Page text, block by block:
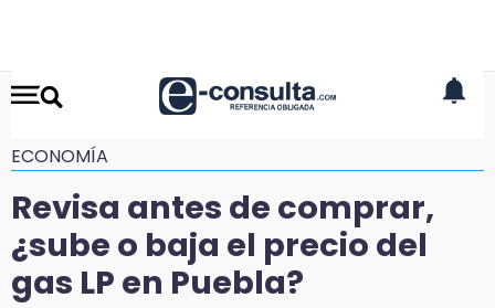
ECONOMÍA
Revisa antes de comprar,
¿sube o baja el precio del
gas LP en Puebla?